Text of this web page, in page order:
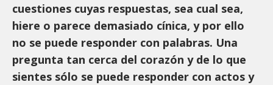
cuestiones cuyas respuestas, sea cual sea,
hiere o parece demasiado cínica, y por ello
no se puede responder con palabras. Una
pregunta tan cerca del corazón y de lo que
sientes sólo se puede responder con actos y